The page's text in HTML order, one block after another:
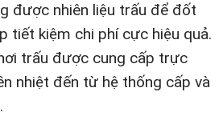
được nhiên liệu trấu để đốt
tiết kiệm chi phí cực hiệu quả.
trấu được cung cấp trực
nhiệt đến từ hệ thống cấp và